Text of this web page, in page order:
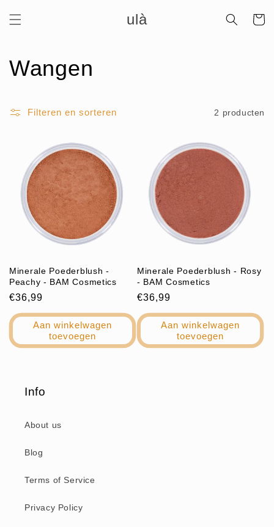
naar de
content
ulà
C
l
e
:
Wangen
Filteren en sorteren 2 producten
Minerale Poederblush -
Peachy - BAM Cosmetics
Normale
prijs
€36,99
Aan winkelwagen
toevoegen
Minerale Poederblush - Rosy
- BAM Cosmetics
Normale
prijs
€36,99
Aan winkelwagen
toevoegen
Info
About us
Blog
Terms of Service
Privacy Policy